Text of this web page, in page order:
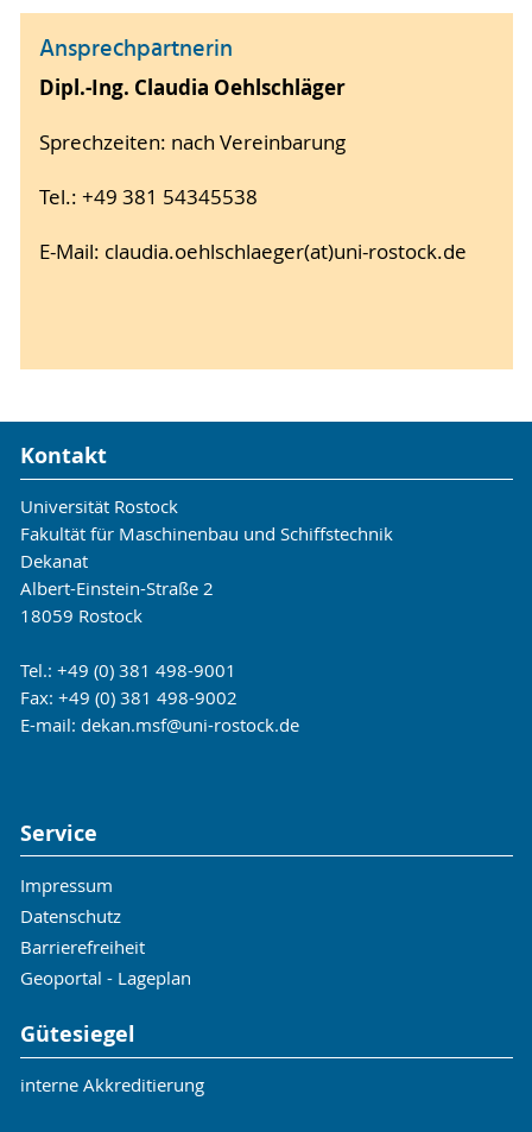
Ansprechpartnerin
Dipl.-Ing. Claudia Oehlschläger
Sprechzeiten: nach Vereinbarung
Tel.: +49 381 54345538
E-Mail: claudia.oehlschlaeger(at)uni-rostock.de
Kontakt
Universität Rostock
Fakultät für Maschinenbau und Schiffstechnik
Dekanat
Albert-Einstein-Straße 2
18059 Rostock
Tel.: +49 (0) 381 498-9001
Fax: +49 (0) 381 498-9002
E-mail: dekan.msf@uni-rostock.de
Service
Impressum
Datenschutz
Barrierefreiheit
Geoportal - Lageplan
Gütesiegel
interne Akkreditierung